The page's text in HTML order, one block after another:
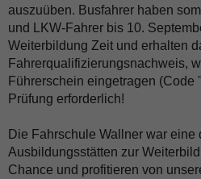
auszuüben. Busfahrer haben
und LKW-Fahrer bis 10.
Weiterbildung Zeit und erhalten
Fahrerqualifizierungsnachweis,
Führerschein eingetragen (Code
Prüfung erforderlich!
Die Fahrschule Wallner war eine
Ausbildungsstätten zur
Chance und profitieren von